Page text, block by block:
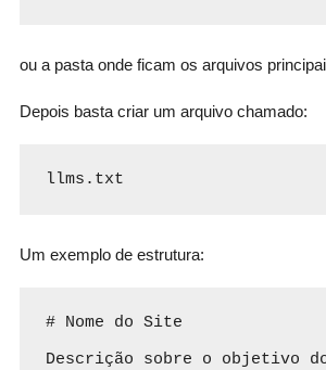
ou a pasta onde ficam os arquivos
Depois basta criar um arquivo chamado:
llms.txt
Um exemplo de estrutura:
# Nome do Site
Descrição sobre o objetivo